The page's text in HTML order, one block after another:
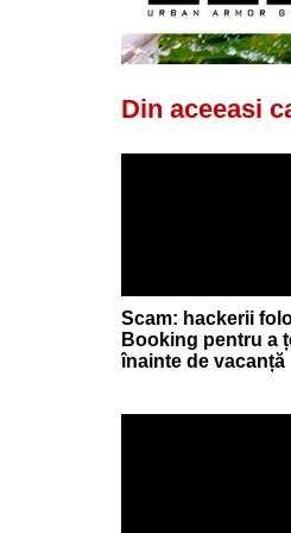
Din aceeasi
Scam: hackerii
Booking pentru a
înainte de vacanță